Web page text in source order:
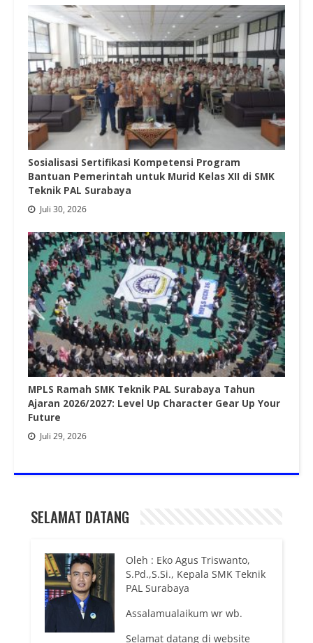
Sosialisasi Sertifikasi Kompetensi Program
Bantuan Pemerintah untuk Murid Kelas XII di SMK
Teknik PAL Surabaya
Juli 30, 2026
MPLS Ramah SMK Teknik PAL Surabaya Tahun
Ajaran 2026/2027: Level Up Character Gear Up Your
Future
Juli 29, 2026
SELAMAT DATANG
Oleh : Eko Agus Triswanto,
S.Pd.,S.Si., Kepala SMK Teknik
PAL Surabaya
Assalamualaikum wr wb.
Selamat datang di website